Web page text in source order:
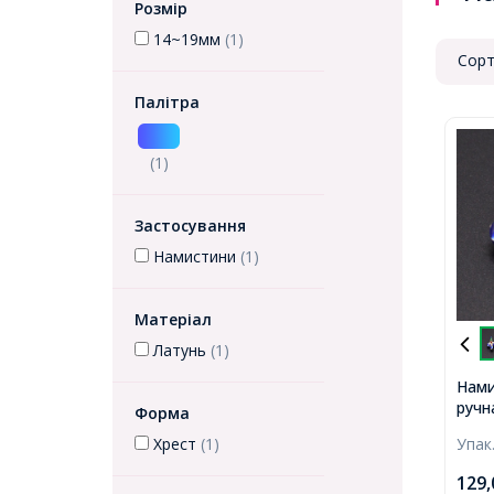
Розмір
14~19мм (1)
Палітра
(1)
Застосування
Намистини (1)
Матеріал
Латунь (1)
Форма
Хрест (1)